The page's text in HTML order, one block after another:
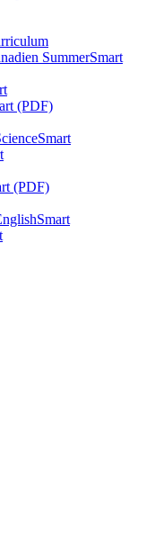
SummerSmart
(PDF)
(PDF)